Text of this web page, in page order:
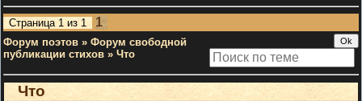
Страница 1 из 1 1
Форум поэтов » Форум свободной
публикации стихов » Что
Что